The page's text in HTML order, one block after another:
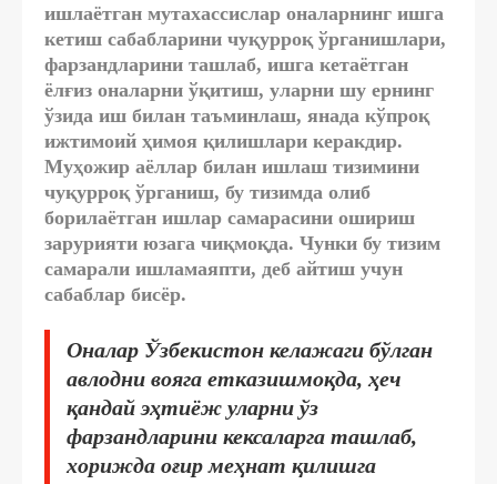
ишлаётган мутахассислар оналарнинг ишга
кетиш сабабларини чуқурроқ ўрганишлари,
фарзандларини ташлаб, ишга кетаётган
ёлғиз оналарни ўқитиш, уларни шу ернинг
ўзида иш билан таъминлаш, янада кўпроқ
ижтимоий ҳимоя қилишлари керакдир.
Муҳожир аёллар билан ишлаш тизимини
чуқурроқ ўрганиш, бу тизимда олиб
борилаётган ишлар самарасини ошириш
зарурияти юзага чиқмоқда. Чунки бу тизим
самарали ишламаяпти, деб айтиш учун
сабаблар бисёр.
Оналар Ўзбекистон келажаги бўлган
авлодни вояга етказишмоқда, ҳеч
қандай эҳтиёж уларни ўз
фарзандларини кексаларга ташлаб,
хорижда оғир меҳнат қилишга